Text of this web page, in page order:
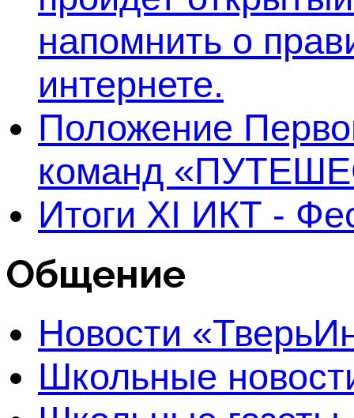
напомнить о
интернете.
Положение
команд
Итоги XI ИКТ -
Общение
Новости
Школьные